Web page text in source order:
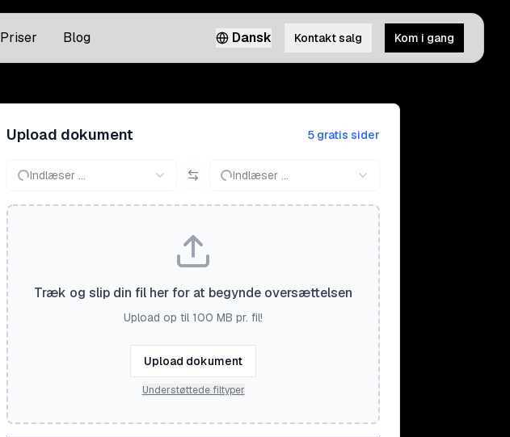
Priser Blog Dansk Kontakt salg Kom i gang
Upload dokument 5 gratis sider
Indlæser ... Indlæser ...
Træk og slip din fil her for at begynde oversættelsen
Upload op til 100 MB pr. fil!
Upload dokument
Understøttede filtyper